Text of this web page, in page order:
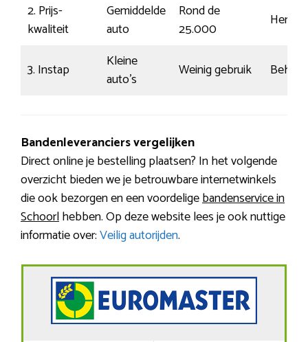
2. Prijs-
kwaliteit
Gemiddelde
auto
Rond de
25.000
3. Instap
Kleine
auto’s
Weinig gebruik
Bandenleveranciers vergelijken
Direct online je bestelling plaatsen? In het volgende
overzicht bieden we je betrouwbare internetwinkels
die ook bezorgen en een voordeligebandenservice in
Schoorlhebben. Op deze website lees je ook nuttige
informatie over:Veilig autorijden.